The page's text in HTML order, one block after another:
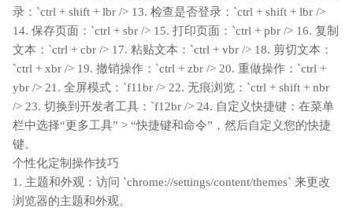
录：`ctrl + shift + lbr /> 13. 检查是否登录：`ctrl + shift + lbr />
14. 保存页面：`ctrl + sbr /> 15. 打印页面：`ctrl + pbr /> 16. 复制
文本：`ctrl + cbr /> 17. 粘贴文本：`ctrl + vbr /> 18. 剪切文本：
`ctrl + xbr /> 19. 撤销操作：`ctrl + zbr /> 20. 重做操作：`ctrl +
ybr /> 21. 全屏模式：`f11br /> 22. 无痕浏览：`ctrl + shift + nbr
/> 23. 切换到开发者工具：`f12br /> 24. 自定义快捷键：在菜单
栏中选择“更多工具” > “快捷键和命令”，然后自定义您的快捷
键。
个性化定制操作技巧
1. 主题和外观：访问 `chrome://settings/content/themes` 来更改
浏览器的主题和外观。